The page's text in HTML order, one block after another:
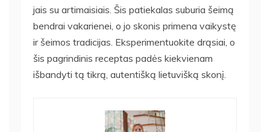
jais su artimaisiais. Šis patiekalas suburia šeimą
bendrai vakarienei, o jo skonis primena vaikystę
ir šeimos tradicijas. Eksperimentuokite drąsiai, o
šis pagrindinis receptas padės kiekvienam
išbandyti tą tikrą, autentišką lietuvišką skonį.